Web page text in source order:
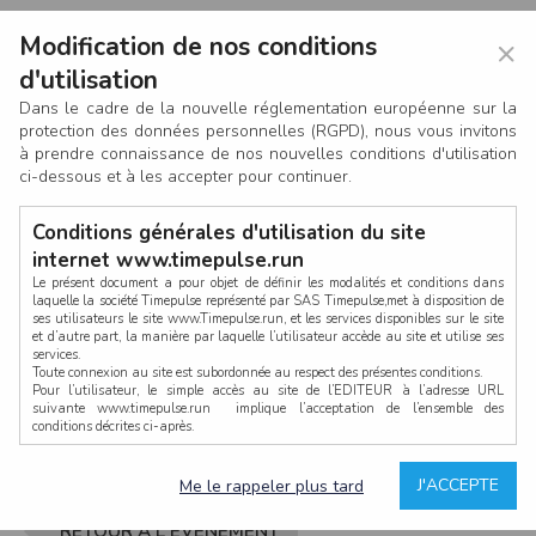
CONNEXION
RETOUR À L'ÉVÈNEMENT
×
Modification de nos conditions
d'utilisation
Dans le cadre de la nouvelle réglementation européenne sur la
protection des données personnelles (RGPD), nous vous invitons
à prendre connaissance de nos nouvelles conditions d'utilisation
ci-dessous et à les accepter pour continuer.
Conditions générales d'utilisation du site
internet www.timepulse.run
Le présent document a pour objet de définir les modalités et conditions dans
laquelle la société Timepulse représenté par SAS Timepulse,met à disposition de
ses utilisateurs le site www.Timepulse.run, et les services disponibles sur le site
et d’autre part, la manière par laquelle l’utilisateur accède au site et utilise ses
services.
Toute connexion au site est subordonnée au respect des présentes conditions.
Pour l’utilisateur, le simple accès au site de l’EDITEUR à l’adresse URL
suivante www.timepulse.run implique l’acceptation de l’ensemble des
conditions décrites ci-après.
La structure générale du site www.timepulse.run, par quelque procédé que ce
soit, sans l'autorisation préalable et par écrit de Fourcherot Mickael et/ou de ses
J'ACCEPTE
Me le rappeler plus tard